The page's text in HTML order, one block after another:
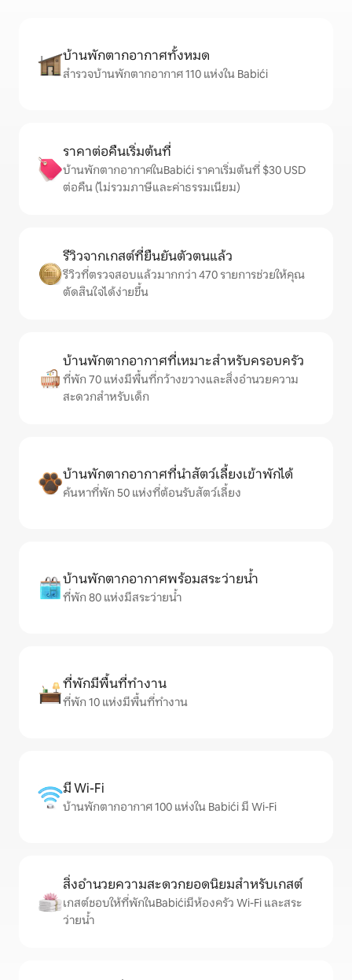
บ้านพักตากอากาศทั้งหมด
สำรวจบ้านพักตากอากาศ 110 แห่งใน Babići
ราคาต่อคืนเริ่มต้นที่
บ้านพักตากอากาศในBabići ราคาเริ่มต้นที่ $30 USD
ต่อคืน (ไม่รวมภาษีและค่าธรรมเนียม)
รีวิวจากเกสต์ที่ยืนยันตัวตนแล้ว
รีวิวที่ตรวจสอบแล้วมากกว่า 470 รายการช่วยให้คุณ
ตัดสินใจได้ง่ายขึ้น
บ้านพักตากอากาศที่เหมาะสำหรับครอบครัว
ที่พัก 70 แห่งมีพื้นที่กว้างขวางและสิ่งอำนวยความ
สะดวกสำหรับเด็ก
บ้านพักตากอากาศที่นำสัตว์เลี้ยงเข้าพักได้
ค้นหาที่พัก 50 แห่งที่ต้อนรับสัตว์เลี้ยง
บ้านพักตากอากาศพร้อมสระว่ายน้ำ
ที่พัก 80 แห่งมีสระว่ายน้ำ
ที่พักมีพื้นที่ทำงาน
ที่พัก 10 แห่งมีพื้นที่ทำงาน
มี Wi-Fi
บ้านพักตากอากาศ 100 แห่งใน Babići มี Wi-Fi
สิ่งอำนวยความสะดวกยอดนิยมสำหรับเกสต์
เกสต์ชอบให้ที่พักในBabićiมีห้องครัว Wi-Fi และสระ
ว่ายน้ำ